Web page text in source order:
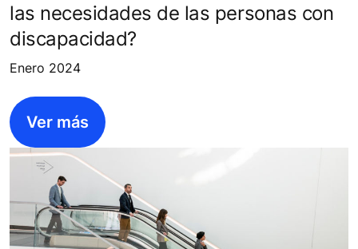
las necesidades de las personas con
discapacidad?
Enero 2024
Ver más